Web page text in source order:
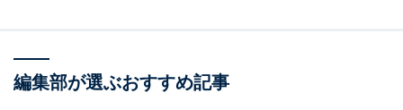
編集部が選ぶおすすめ記事